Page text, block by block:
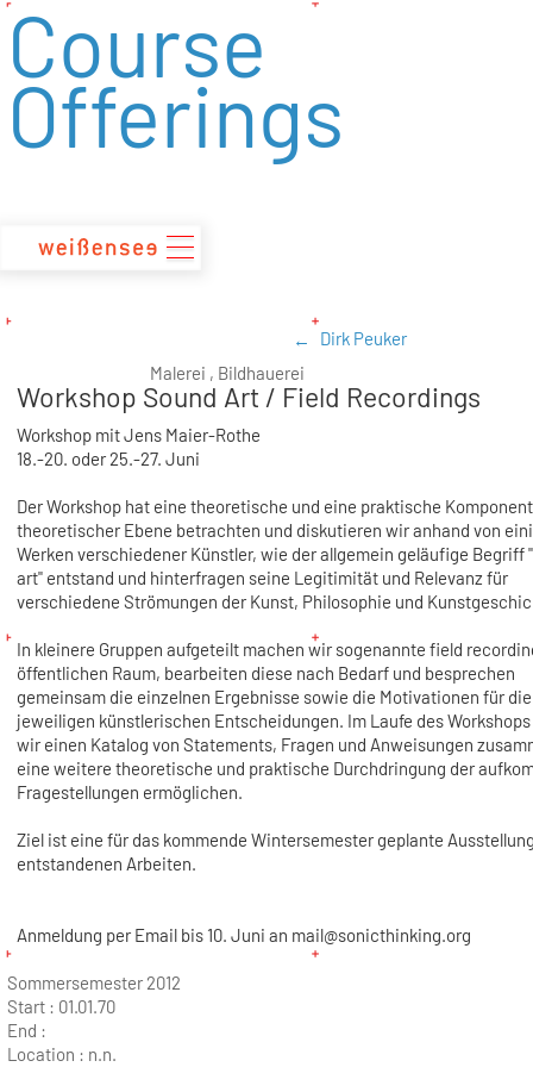
zum
Inhalt
Course
Offerings
Dirk Peuker
Malerei , Bildhauerei
Workshop Sound Art / Field Recordings
Workshop mit Jens Maier-Rothe
18.-20. oder 25.-27. Juni
Der Workshop hat eine theoretische und eine praktische
theoretischer Ebene betrachten und diskutieren wir anhand von
Werken verschiedener Künstler, wie der allgemein geläufige Begriff
art" entstand und hinterfragen seine Legitimität und Relevanz für
verschiedene Strömungen der Kunst, Philosophie und
In kleinere Gruppen aufgeteilt machen wir sogenannte field
öffentlichen Raum, bearbeiten diese nach Bedarf und besprechen
gemeinsam die einzelnen Ergebnisse sowie die Motivationen für die
jeweiligen künstlerischen Entscheidungen. Im Laufe des
wir einen Katalog von Statements, Fragen und Anweisungen
eine weitere theoretische und praktische Durchdringung der
Fragestellungen ermöglichen.
Ziel ist eine für das kommende Wintersemester geplante
entstandenen Arbeiten.
Anmeldung per Email bis 10. Juni an mail@sonicthinking.org
Sommersemester 2012
Start : 01.01.70
End :
Location : n.n.